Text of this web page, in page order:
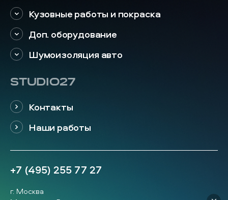
Кузовные работы и покраска
Доп. оборудование
Шумоизоляция авто
STUDIO27
Контакты
Наши работы
+7 (495) 255 77 27
г. Москва